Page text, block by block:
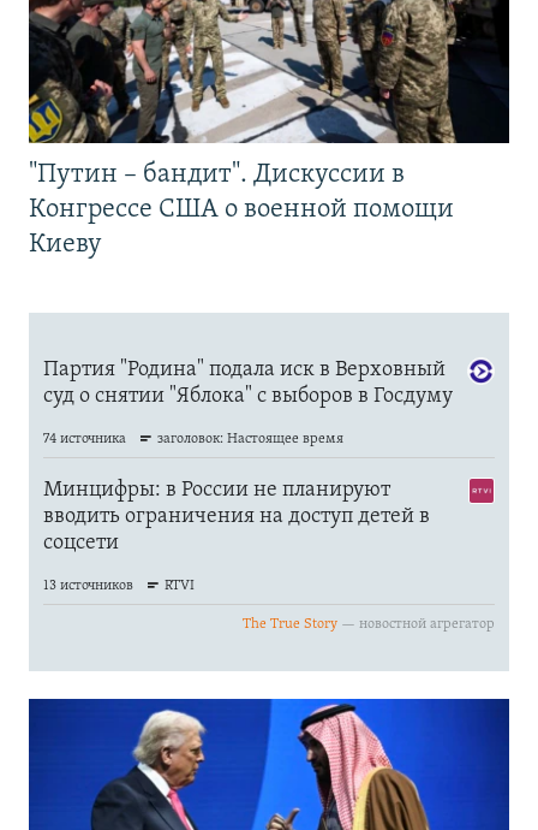
"Путин – бандит". Дискуссии в
Конгрессе США о военной помощи
Киеву